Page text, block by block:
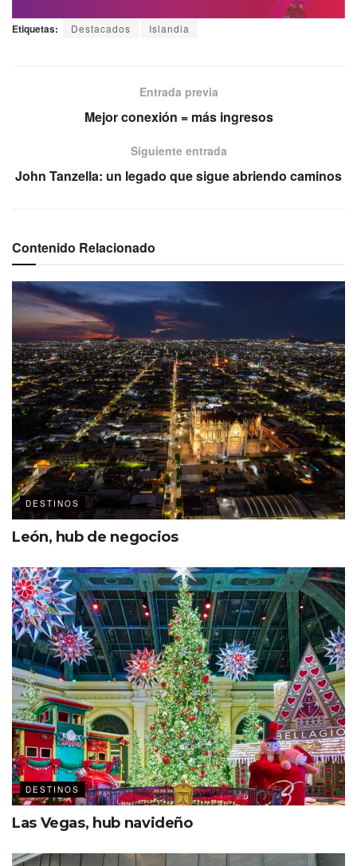
Etiquetas: Destacados Islandia
Entrada previa
Mejor conexión = más ingresos
Siguiente entrada
John Tanzella: un legado que sigue abriendo caminos
Contenido Relacionado
DESTINOS
León, hub de negocios
DESTINOS
Las Vegas, hub navideño